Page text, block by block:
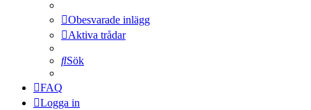
Obesvarade inlägg
Aktiva trådar
Sök
FAQ
Logga in